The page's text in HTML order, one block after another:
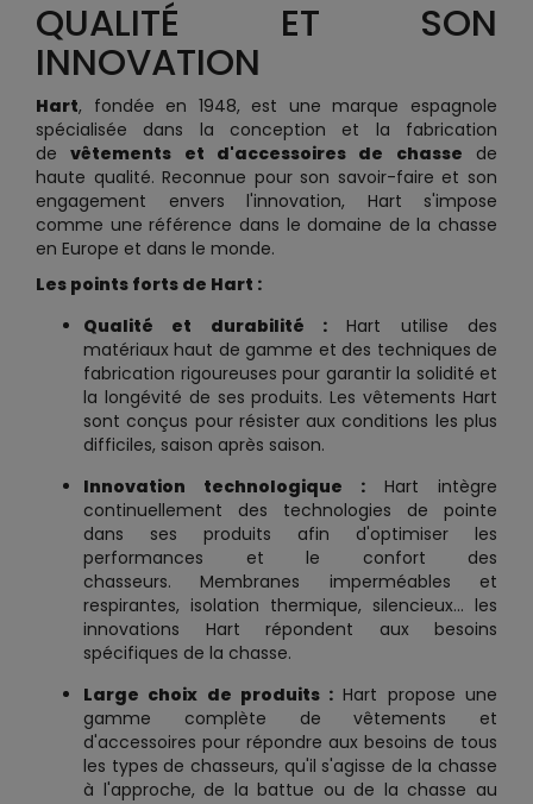
QUALITÉ ET SON
INNOVATION
Hart, fondée en 1948, est une marque espagnole
spécialisée dans la conception et la fabrication
devêtements et d'accessoires de chasse de
haute qualité. Reconnue pour son savoir-faire et son
engagement envers l'innovation, Hart s'impose
comme une référence dans le domaine de la chasse
en Europe et dans le monde.
Les points forts de Hart :
Qualité et durabilité : Hart utilise des
matériaux haut de gamme et des techniques de
fabrication rigoureuses pour garantir la solidité et
la longévité de ses produits. Les vêtements Hart
sont conçus pour résister aux conditions les plus
difficiles, saison après saison.
Innovation technologique : Hart intègre
continuellement des technologies de pointe
dans ses produits afin d'optimiser les
performances et le confort des
chasseurs. Membranes imperméables et
respirantes, isolation thermique, silencieux... les
innovations Hart répondent aux besoins
spécifiques de la chasse.
Large choix de produits : Hart propose une
gamme complète de vêtements et
d'accessoires pour répondre aux besoins de tous
les types de chasseurs, qu'il s'agisse de la chasse
à l'approche, de la battue ou de la chasse au